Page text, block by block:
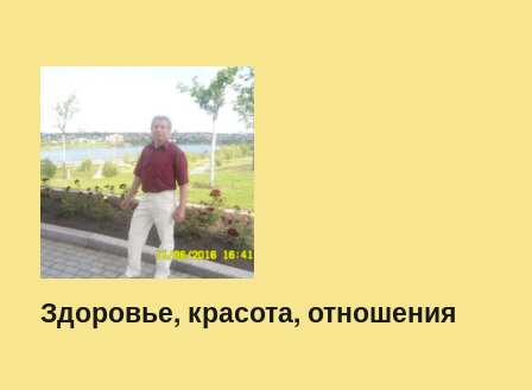
Здоровье, красота, отношения